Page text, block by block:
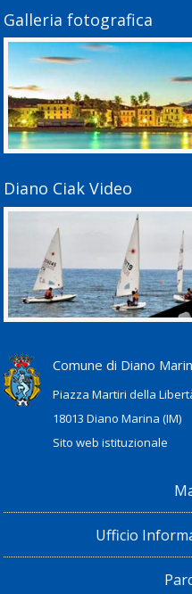
Galleria fotografica
Diano Ciak Video
Comune di Diano
Piazza Martiri della
18013 Diano Marina (IM)
Sito web istituzionale
Ufficio